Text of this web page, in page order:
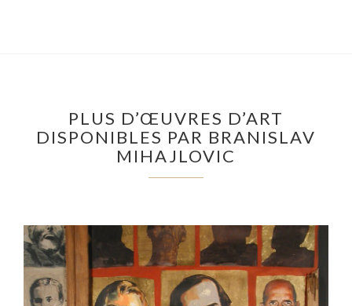
PLUS D’ŒUVRES D’ART
DISPONIBLES PAR BRANISLAV
MIHAJLOVIC